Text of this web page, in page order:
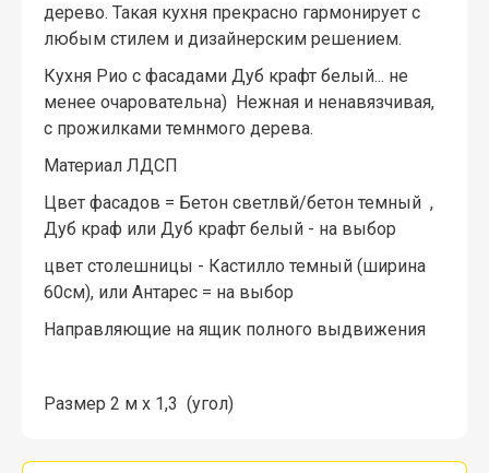
дерево. Такая кухня прекрасно гармонирует с
любым стилем и дизайнерским решением.
Кухня Рио с фасадами Дуб крафт белый... не
менее очаровательна) Нежная и ненавязчивая,
с прожилками темнмого дерева.
Материал ЛДСП
Цвет фасадов = Бетон светлвй/бетон темный ,
Дуб краф или Дуб крафт белый - на выбор
цвет столешницы - Кастилло темный (ширина
60см), или Антарес = на выбор
Направляющие на ящик полного выдвижения
Размер 2 м х 1,3 (угол)